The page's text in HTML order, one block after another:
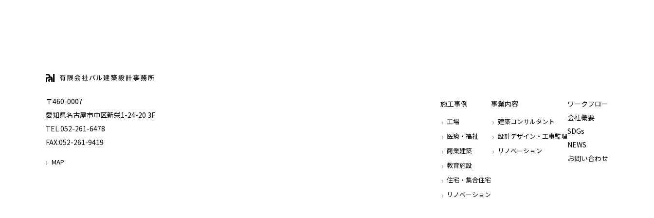
〒460-0007
愛知県名古屋市中区新栄1-24-20 3F
TEL 052-261-6478
FAX:052-261-9419
〉 MAP
施工事例
工場
医療・福祉
商業建築
教育施設
住宅・集合住宅
リノベーション
事業内容
建築コンサルタント
設計デザイン・工事監理
リノベーション
ワークフロー
会社概要
SDGs
NEWS
お問い合わせ